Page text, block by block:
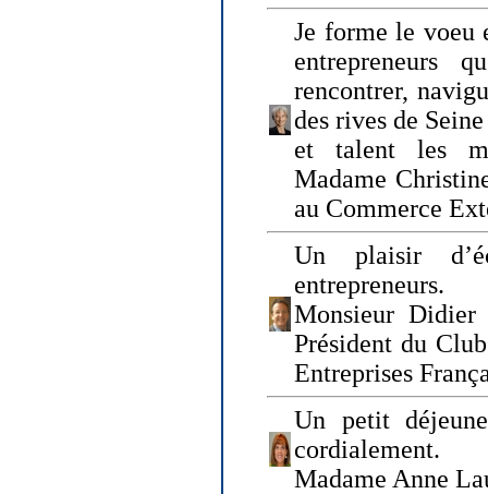
Je forme le voeu
entrepreneurs
rencontrer,
des rives de
et talent les
Madame
au Commerce
Un plaisir
entrepreneurs.
Monsieur
Président du
Entreprises
Un petit
cordialement.
Madame Anne